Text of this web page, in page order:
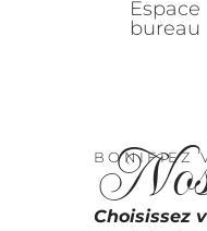
Espace
bureau
BONIFIEZ
Choisissez